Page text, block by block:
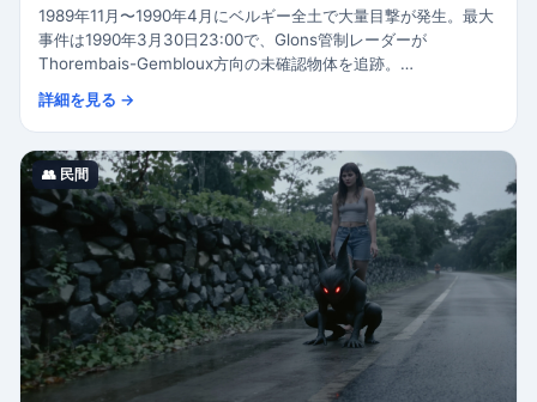
1989年11月〜1990年4月にベルギー全土で大量目撃が発生。最大
事件は1990年3月30日23:00で、Glons管制レーダーが
Thorembais-Gembloux方向の未確認物体を追跡。
BeauvechainからF-16 2機が約1時間に9回の要撃を試みた。
詳細を見る →
👥 民間